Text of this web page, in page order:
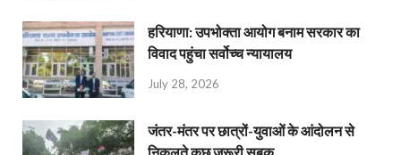
हरियाणा: उपभोक्ता आयोग बनाम सरकार का
विवाद पहुंचा सर्वोच्च न्यायालय
July 28, 2026
जंतर-मंतर पर छात्रों-युवाओं के आंदोलन से